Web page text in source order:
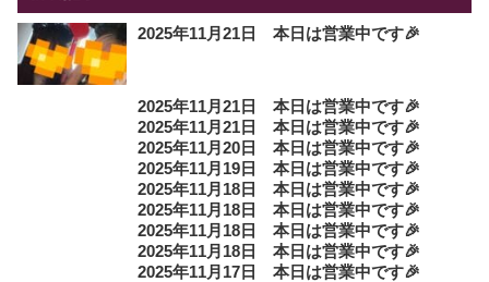
2025年11月21日 本日は営業中です🎉
2025年11月21日 本日は営業中です🎉
2025年11月21日 本日は営業中です🎉
2025年11月20日 本日は営業中です🎉
2025年11月19日 本日は営業中です🎉
2025年11月18日 本日は営業中です🎉
2025年11月18日 本日は営業中です🎉
2025年11月18日 本日は営業中です🎉
2025年11月18日 本日は営業中です🎉
2025年11月17日 本日は営業中です🎉